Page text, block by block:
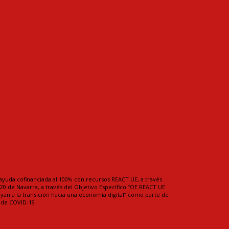
cofinanciada al 100% con recursos REACT UE, a través
de Navarra, a través del Objetivo Específico “OE REACT UE
a la transición hacia una economía digital” como parte de
COVID-19